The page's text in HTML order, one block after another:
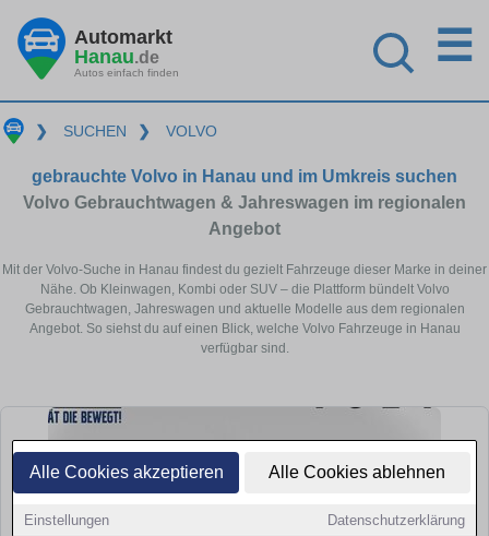
Alle Cookies akzeptieren Alle Cookies ablehnen
Einstellungen Datenschutzerklärung
Automarkt
Hanau.de
Autos einfach finden
☰
❯ SUCHEN ❯ VOLVO
gebrauchte Volvo in Hanau und im Umkreis suchen
Volvo Gebrauchtwagen & Jahreswagen im regionalen
Angebot
Mit der Volvo-Suche in Hanau findest du gezielt Fahrzeuge dieser Marke in deiner
Nähe. Ob Kleinwagen, Kombi oder SUV – die Plattform bündelt Volvo
Gebrauchtwagen, Jahreswagen und aktuelle Modelle aus dem regionalen
Angebot. So siehst du auf einen Blick, welche Volvo Fahrzeuge in Hanau
verfügbar sind.